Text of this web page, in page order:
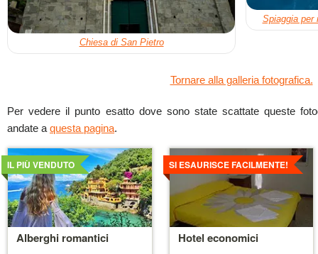
Chiesa di San Pietro
Spiaggia per
Tornare alla galleria fotografica.
Per vedere il punto esatto dove sono state scattate queste
andate a questa pagina.
Alberghi romantici
IL PIÙ VENDUTO
Dettagli
Hotel economici
SI ESAURISCE FACILMENTE!
Dettagli